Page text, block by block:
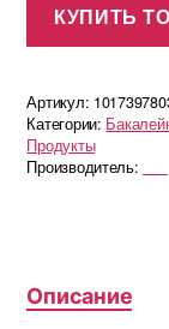
КУПИТЬ
Артикул:
Категории:
Продукты
Производитель:
Описание